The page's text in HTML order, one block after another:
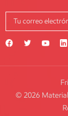
© 2026